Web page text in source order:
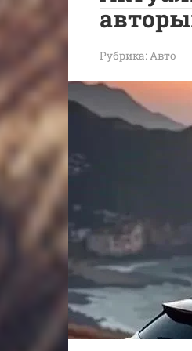
Рубрика:Авто